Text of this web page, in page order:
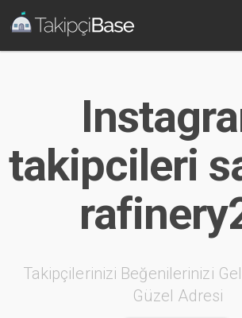
takipcileri
Takipçilerinizi Beğenilerinizi
Güzel Adresi